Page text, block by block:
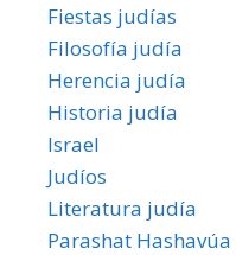
Fiestas judías
Filosofía judía
Herencia judía
Historia judía
Israel
Judíos
Literatura judía
Parashat Hashavúa